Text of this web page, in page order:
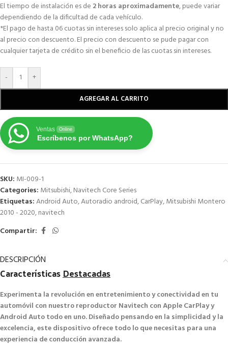
El tiempo de instalación es de 2 horas aproximadamente, puede variar
dependiendo de la dificultad de cada vehículo.
*El pago de hasta 06 cuotas sin intereses solo aplica al precio original y no
al precio con descuento. El precio con descuento se pude pagar con
cualquier tarjeta de crédito sin el beneficio de las cuotas sin intereses.
- +
AGREGAR AL CARRITO
Ventas Online
Escríbenos por WhatsApp?
SKU: MI-009-1
Categories: Mitsubishi,Navitech Core Series
Etiquetas:Android Auto,Autoradio android,CarPlay,Mitsubishi Montero
2010 - 2020,navitech
Compartir:
DESCRIPCIÓN
CaracterísticasDestacadas
Experimenta la revolución en entretenimiento y conectividad en tu
automóvil con nuestro reproductor Navitech con Apple CarPlay y
Android Auto todo en uno. Diseñado pensando en la simplicidad y la
excelencia, este dispositivo ofrece todo lo que necesitas para una
experiencia de conducción avanzada.